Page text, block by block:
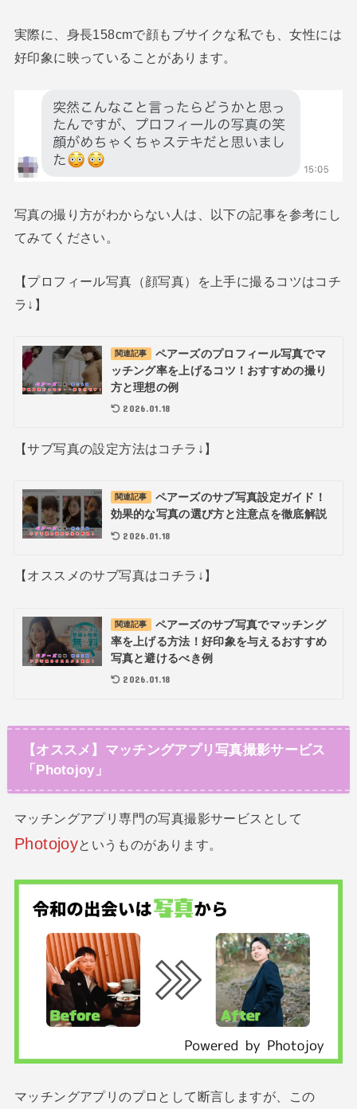
実際に、身長158cmで顔もブサイクな私でも、女性には
好印象に映っていることがあります。
写真の撮り方がわからない人は、以下の記事を参考にし
てみてください。
【プロフィール写真（顔写真）を上手に撮るコツはコチ
ラ↓】
関連記事
ペアーズのプロフィール写真でマ
ッチング率を上げるコツ！おすすめの撮り
方と理想の例
2026.01.18
【サブ写真の設定方法はコチラ↓】
関連記事
ペアーズのサブ写真設定ガイド！
効果的な写真の選び方と注意点を徹底解説
2026.01.18
【オススメのサブ写真はコチラ↓】
関連記事
ペアーズのサブ写真でマッチング
率を上げる方法！好印象を与えるおすすめ
写真と避けるべき例
2026.01.18
【オススメ】マッチングアプリ写真撮影サービス
「Photojoy」
マッチングアプリ専門の写真撮影サービスとして
Photojoyというものがあります。
マッチングアプリのプロとして断言しますが、この